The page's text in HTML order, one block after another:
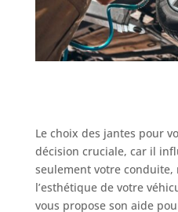
Le choix des jantes pour
décision cruciale, car il
seulement votre conduite,
l’esthétique de votre
vous propose son aide